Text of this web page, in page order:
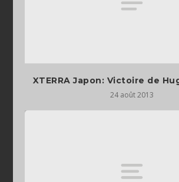
XTERRA Japon: Victoire de
24 août 2013